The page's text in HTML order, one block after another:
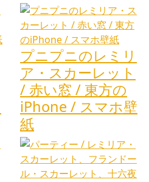
プニプニのレミリ
ア・スカーレット
/ 赤い窓 / 東方の
iPhone / スマホ壁
紙